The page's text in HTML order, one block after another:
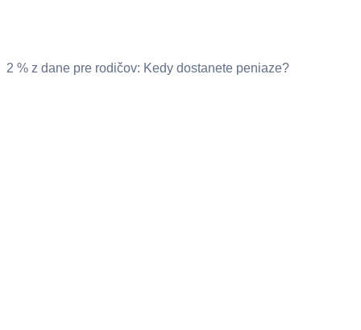
2 % z dane pre rodičov: Kedy dostanete peniaze?